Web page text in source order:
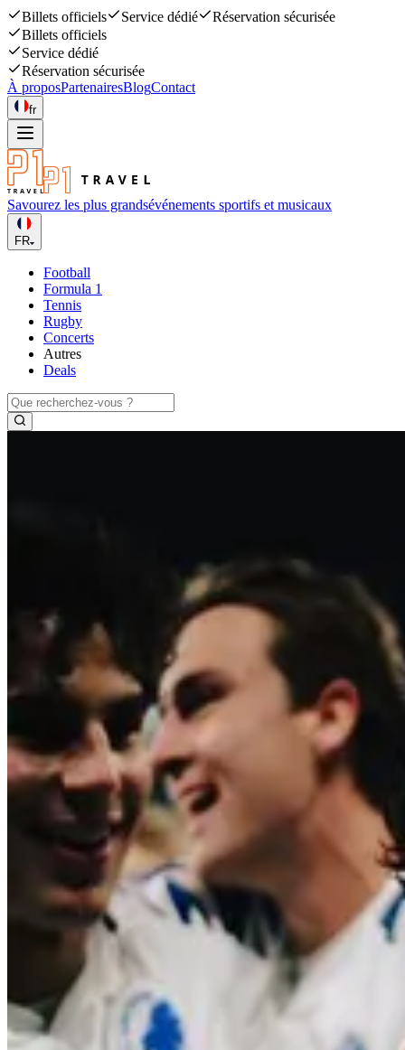
Billets officiels Service dédié
Réservation sécurisée
Billets officiels
Service dédié
Réservation sécurisée
À proposPartenairesBlogContact
fr
Savourez les plus grandsévénements sportifs et musicaux
FR
Football
Formula 1
Tennis
Rugby
Concerts
Autres
Deals